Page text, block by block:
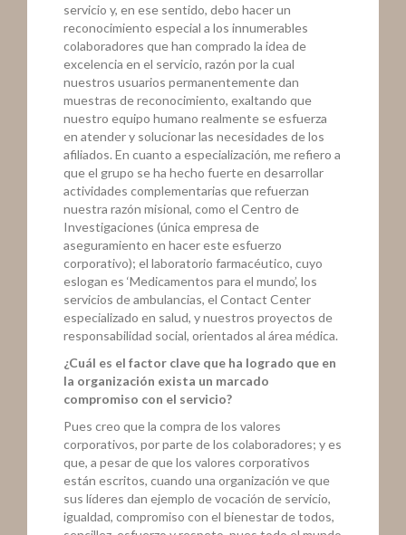
servicio y, en ese sentido, debo hacer un
reconocimiento especial a los innumerables
colaboradores que han comprado la idea de
excelencia en el servicio, razón por la cual
nuestros usuarios permanentemente dan
muestras de reconocimiento, exaltando que
nuestro equipo humano realmente se esfuerza
en atender y solucionar las necesidades de los
afiliados. En cuanto a especialización, me refiero a
que el grupo se ha hecho fuerte en desarrollar
actividades complementarias que refuerzan
nuestra razón misional, como el Centro de
Investigaciones (única empresa de
aseguramiento en hacer este esfuerzo
corporativo); el laboratorio farmacéutico, cuyo
eslogan es ‘Medicamentos para el mundo’, los
servicios de ambulancias, el Contact Center
especializado en salud, y nuestros proyectos de
responsabilidad social, orientados al área médica.
¿Cuál es el factor clave que ha logrado que en
la organización exista un marcado
compromiso con el servicio?
Pues creo que la compra de los valores
corporativos, por parte de los colaboradores; y es
que, a pesar de que los valores corporativos
están escritos, cuando una organización ve que
sus líderes dan ejemplo de vocación de servicio,
igualdad, compromiso con el bienestar de todos,